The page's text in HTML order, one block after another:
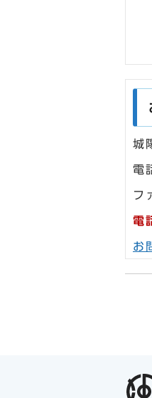
城
電
フ
電
お